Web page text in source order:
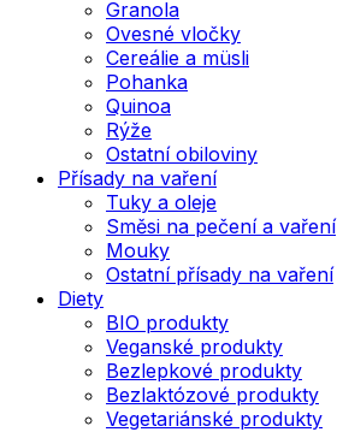
Granola
Ovesné vločky
Cereálie a müsli
Pohanka
Quinoa
Rýže
Ostatní obiloviny
Přísady na vaření
Tuky a oleje
Směsi na pečení a vaření
Mouky
Ostatní přísady na vaření
Diety
BIO produkty
Veganské produkty
Bezlepkové produkty
Bezlaktózové produkty
Vegetariánské produkty